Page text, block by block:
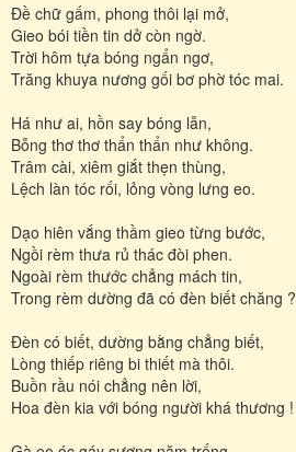
Đề chữ gấm, phong thôi lại mở,
Gieo bói tiền tin dở còn ngờ.
Trời hôm tựa bóng ngẩn ngơ,
Trăng khuya nương gối bơ phờ tóc mai.
Há như ai, hồn say bóng lẫn,
Bỗng thơ thơ thẩn thẩn như không.
Trâm cài, xiêm giắt thẹn thùng,
Lệch làn tóc rối, lỏng vòng lưng eo.
Dạo hiên vắng thầm gieo từng bước,
Ngồi rèm thưa rủ thác đòi phen.
Ngoài rèm thước chẳng mách tin,
Trong rèm dường đã có đèn biết chăng ?
Đèn có biết, dường bằng chẳng biết,
Lòng thiếp riêng bi thiết mà thôi.
Buồn rầu nói chẳng nên lời,
Hoa đèn kia với bóng người khá thương !